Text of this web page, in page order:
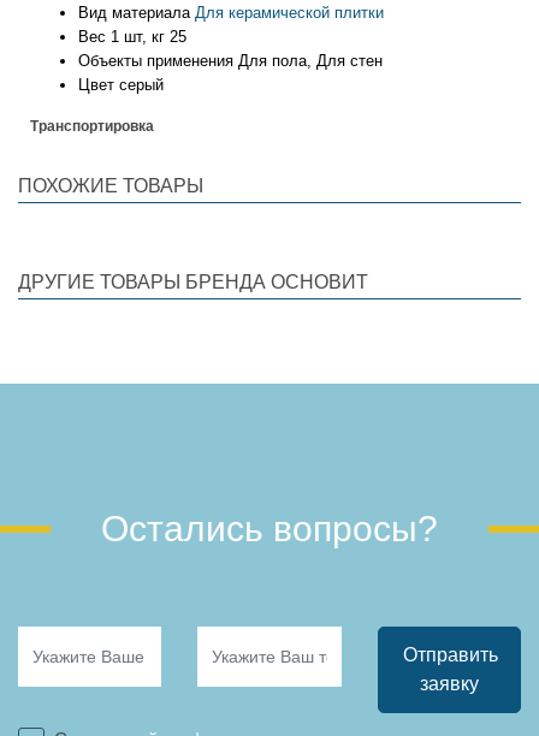
Вид материала Для керамической плитки
Вес 1 шт, кг 25
Объекты применения Для пола, Для стен
Цвет серый
Транспортировка
ПОХОЖИЕ ТОВАРЫ
ДРУГИЕ ТОВАРЫ БРЕНДА ОСНОВИТ
Остались вопросы?
Отправить
заявку